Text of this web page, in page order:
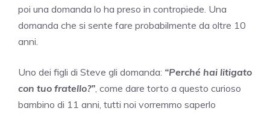
poi una domanda lo ha preso in contropiede. Una
domanda che si sente fare probabilmente da oltre 10
anni.
Uno dei figli di Steve gli domanda: “Perché hai litigato
con tuo fratello?”, come dare torto a questo curioso
bambino di 11 anni, tutti noi vorremmo saperlo